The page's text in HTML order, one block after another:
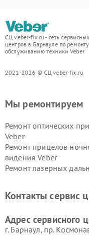
СЦ veber-fix.ru - сеть сервисных
центров в Барнауле по
обслуживанию техники Veber
2021-2026 © СЦ veber-fix.ru
Мы ремонтируем
Ремонт оптических
Veber
Ремонт прицелов
видения Veber
Ремонт лазерных
Контакты сервис
Адрес сервисного
г. Барнаул, ​пр.